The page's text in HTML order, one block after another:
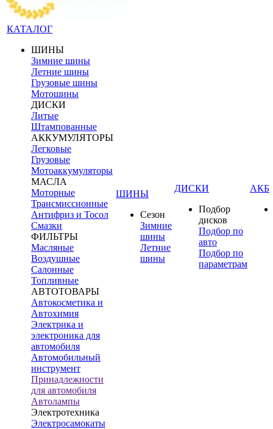
КАТАЛОГ
ШИНЫ
Зимние шины
Летние шины
Грузовые шины
Мотошины
ДИСКИ
Литые
Штампованные
АККУМУЛЯТОРЫ
Легковые
Грузовые
Мотоаккумуляторы
МАСЛА
Моторные
Трансмиссионные
Антифриз и Тосол
Смазки
ФИЛЬТРЫ
Масляные
Воздушные
Салонные
Топливные
АВТОТОВАРЫ
Автокосметика и
Автохимия
Электрика и
электроника для
автомобиля
Автомобильный
инструмент
Принадлежности
для автомобиля
Автолампы
Электротехника
Электросамокаты
ШИНЫ
Сезон
Зимние
шины
Летние
шины
ДИСКИ
Подбор
дисков
Подбор по
авто
Подбор по
параметрам
АКБ